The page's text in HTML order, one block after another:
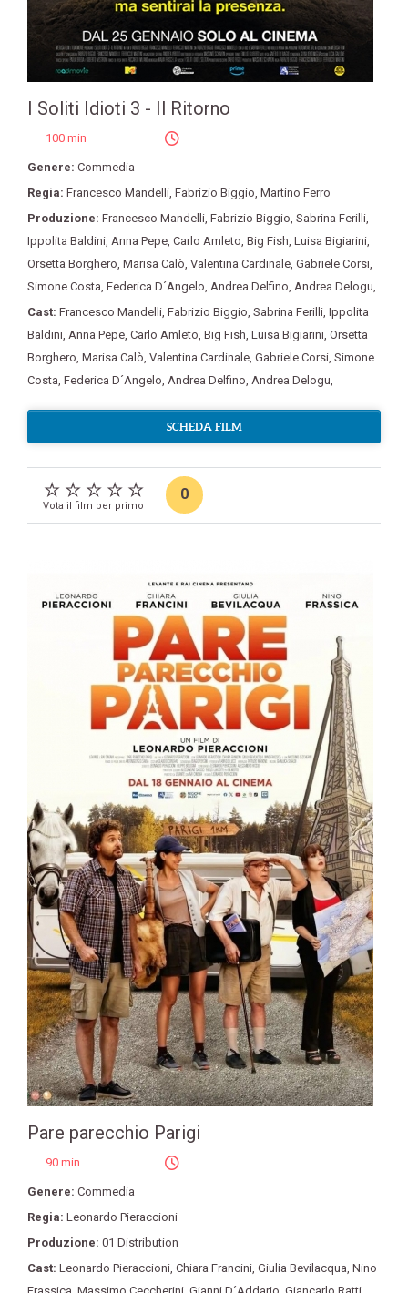
I Soliti Idioti 3 - Il Ritorno
100 min
Genere: Commedia
Regia: Francesco Mandelli, Fabrizio Biggio, Martino Ferro
Produzione: Francesco Mandelli, Fabrizio Biggio, Sabrina Ferilli,
Ippolita Baldini, Anna Pepe, Carlo Amleto, Big Fish, Luisa Bigiarini,
Orsetta Borghero, Marisa Calò, Valentina Cardinale, Gabriele Corsi,
Simone Costa, Federica D´Angelo, Andrea Delfino, Andrea Delogu,
Cast: Francesco Mandelli, Fabrizio Biggio, Sabrina Ferilli, Ippolita
Baldini, Anna Pepe, Carlo Amleto, Big Fish, Luisa Bigiarini, Orsetta
Borghero, Marisa Calò, Valentina Cardinale, Gabriele Corsi, Simone
Costa, Federica D´Angelo, Andrea Delfino, Andrea Delogu,
SCHEDA FILM
Vota il film per primo
0
Pare parecchio Parigi
90 min
Genere: Commedia
Regia: Leonardo Pieraccioni
Produzione: 01 Distribution
Cast: Leonardo Pieraccioni, Chiara Francini, Giulia Bevilacqua, Nino